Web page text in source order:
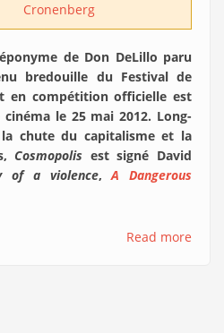
Cronenberg
de Don DeLillo paru
bredouille du Festival de
en compétition officielle est
le 25 mai 2012. Long-
chute du capitalisme et la
Cosmopolis est signé David
of a violence,A Dangerous
Read more